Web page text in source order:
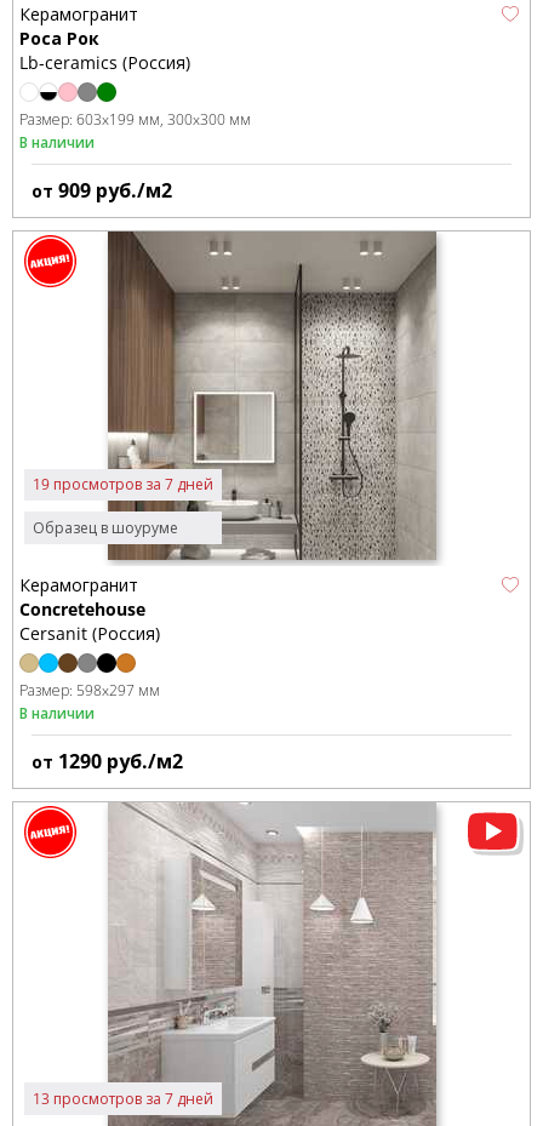
Керамогранит
Роса Рок
Lb-ceramics (Россия)
Размер: 603x199 мм 300x300 мм
В наличии
от 909 руб./м2
Образец в шоуруме
19 просмотров за 7 дней
Керамогранит
Concretehouse
Cersanit (Россия)
Размер: 598x297 мм
В наличии
от 1290 руб./м2
13 просмотров за 7 дней